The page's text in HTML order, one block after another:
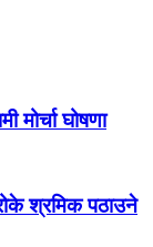
घोषणा
श्रमिक पठाउने